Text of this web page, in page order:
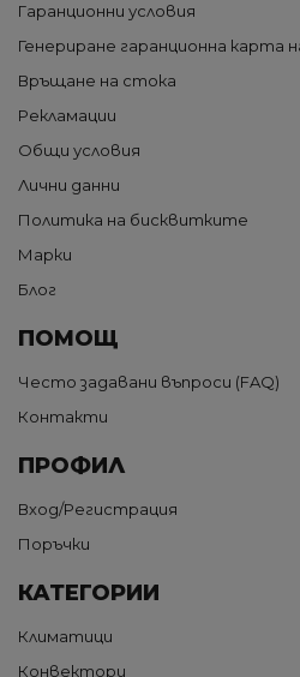
Гаранционни условия
Генериране гаранционна карта
Връщане на стока
Рекламации
Общи условия
Лични данни
Политика на бисквитките
Марки
Блог
ПОМОЩ
Често задавани въпроси (FAQ)
Контакти
ПРОФИЛ
Вход/Регистрация
Поръчки
КАТЕГОРИИ
Климатици
Конвектори